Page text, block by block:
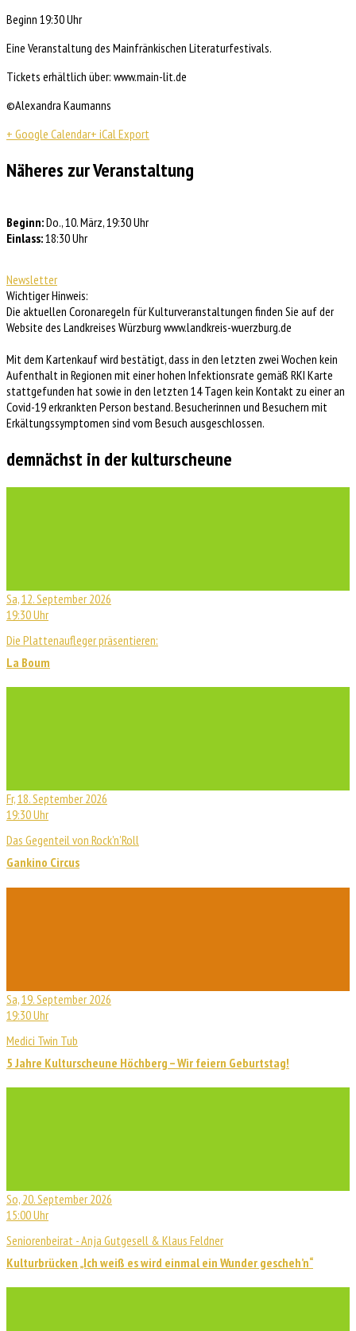
Beginn 19:30 Uhr
Eine Veranstaltung des Mainfränkischen Literaturfestivals.
Tickets erhältlich über: www.main-lit.de
©Alexandra Kaumanns
+ Google Calendar+ iCal Export
Näheres zur Veranstaltung
Beginn:Do., 10. März, 19:30 Uhr
Einlass:18:30 Uhr
Newsletter
Wichtiger Hinweis:
Die aktuellen Coronaregeln für Kulturveranstaltungen finden Sie auf der
Website des Landkreises Würzburg www.landkreis-wuerzburg.de
Mit dem Kartenkauf wird bestätigt, dass in den letzten zwei Wochen kein
Aufenthalt in Regionen mit einer hohen Infektionsrate gemäß RKI Karte
stattgefunden hat sowie in den letzten 14 Tagen kein Kontakt zu einer an
Covid-19 erkrankten Person bestand. Besucherinnen und Besuchern mit
Erkältungssymptomen sind vom Besuch ausgeschlossen.
demnächst in der kulturscheune
Sa, 12. September 2026
19:30 Uhr
Die Plattenaufleger präsentieren:
La Boum
Fr, 18. September 2026
19:30 Uhr
Das Gegenteil von Rock'n'Roll
Gankino Circus
Sa, 19. September 2026
19:30 Uhr
Medici Twin Tub
5 Jahre Kulturscheune Höchberg – Wir feiern Geburtstag!
So, 20. September 2026
15:00 Uhr
Seniorenbeirat - Anja Gutgesell & Klaus Feldner
Kulturbrücken „Ich weiß es wird einmal ein Wunder gescheh’n“